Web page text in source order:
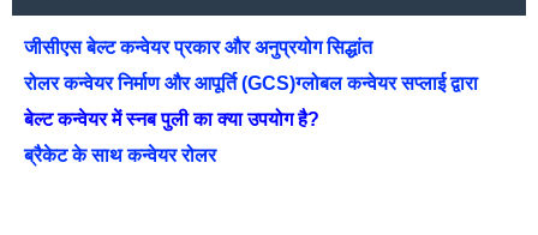
जीसीएस बेल्ट कन्वेयर प्रकार और अनुप्रयोग सिद्धांत
रोलर कन्वेयर निर्माण और आपूर्ति (GCS)ग्लोबल कन्वेयर सप्लाई द्वारा
बेल्ट कन्वेयर में स्नब पुली का क्या उपयोग है?
ब्रैकेट के साथ कन्वेयर रोलर